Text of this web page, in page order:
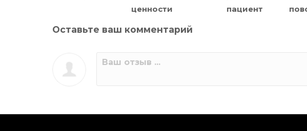
ценности
пациент
Оставьте ваш комментарий